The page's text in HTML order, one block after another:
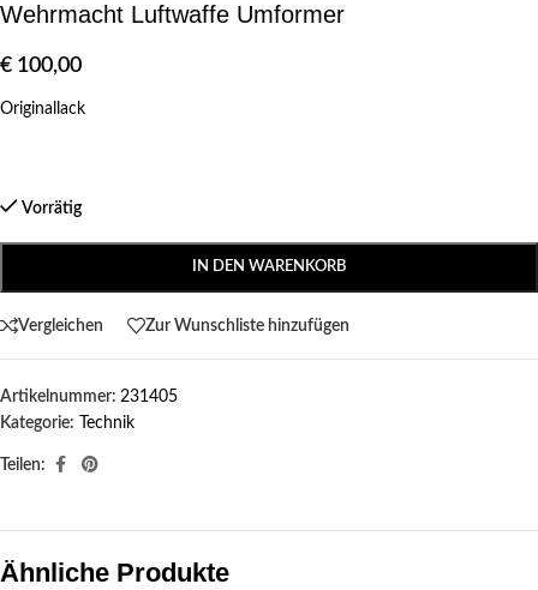
Wehrmacht Luftwaffe Umformer
€ 100,00
Originallack
Vorrätig
IN DEN WARENKORB
Vergleichen Zur Wunschliste hinzufügen
Artikelnummer: 231405
Kategorie:
Technik
Teilen:
Ähnliche Produkte